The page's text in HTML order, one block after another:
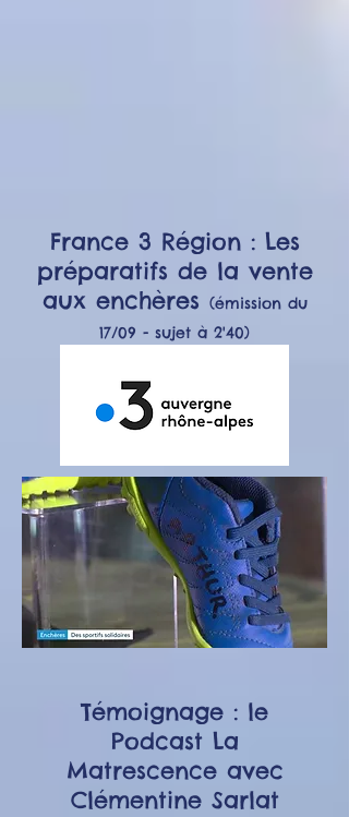
France 3 Région : Les
préparatifs de la vente
aux enchères (émission du
17/09 - sujet à 2'40)
Témoignage : le
Podcast La
Matrescence avec
Clémentine Sarlat